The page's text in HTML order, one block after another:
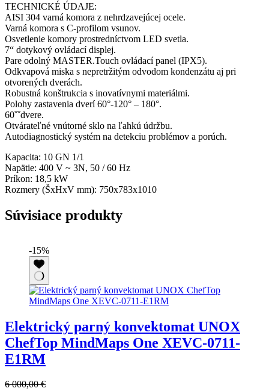
TECHNICKÉ ÚDAJE:
AISI 304 varná komora z nehrdzavejúcej ocele.
Varná komora s C-profilom vsunov.
Osvetlenie komory prostredníctvom LED svetla.
7“ dotykový ovládací displej.
Pare odolný MASTER.Touch ovládací panel (IPX5).
Odkvapová miska s nepretržitým odvodom kondenzátu aj pri
otvorených dverách.
Robustná konštrukcia s inovatívnymi materiálmi.
Polohy zastavenia dverí 60°-120° – 180°.
60ˇˇdvere.
Otvárateľné vnútorné sklo na ľahkú údržbu.
Autodiagnostický systém na detekciu problémov a porúch.
Kapacita: 10 GN 1/1
Napätie: 400 V ~ 3N, 50 / 60 Hz
Príkon: 18,5 kW
Rozmery (ŠxHxV mm): 750x783x1010
Súvisiace produkty
-15%
Elektrický parný konvektomat UNOX
ChefTop MindMaps One XEVC-0711-
E1RM
6 000,00€